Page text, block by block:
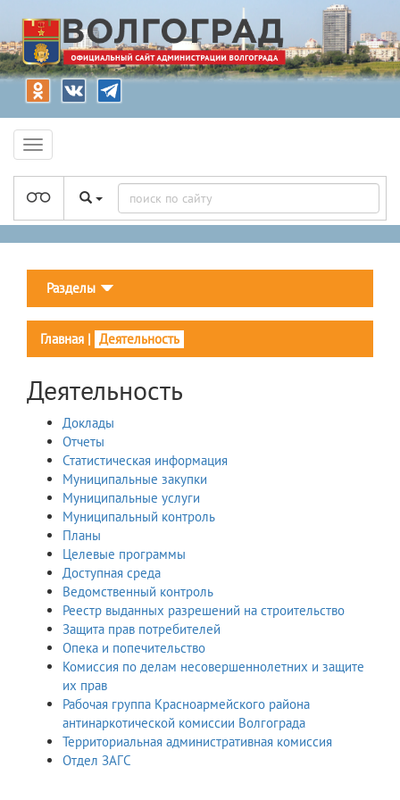
Разделы
Главная | Деятельность
Деятельность
Доклады
Отчеты
Статистическая информация
Муниципальные закупки
Муниципальные услуги
Муниципальный контроль
Планы
Целевые программы
Доступная среда
Ведомственный контроль
Реестр выданных разрешений на строительство
Защита прав потребителей
Опека и попечительство
Комиссия по делам несовершеннолетних и защите
их прав
Рабочая группа Красноармейского района
антинаркотической комиссии Волгограда
Территориальная административная комиссия
Отдел ЗАГС